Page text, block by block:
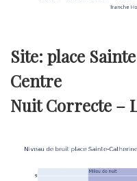
Site: place
Centre
Nuit Correcte –